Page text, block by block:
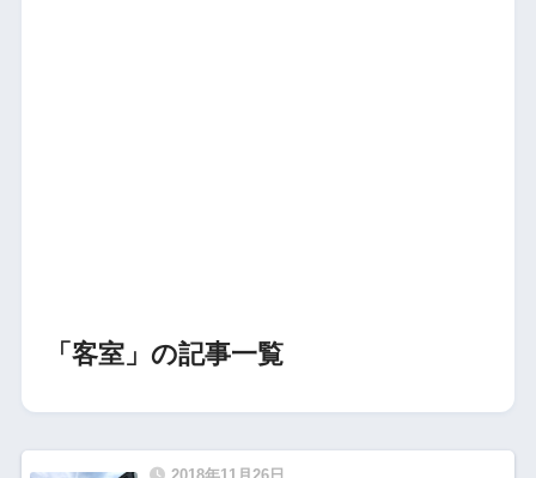
「客室」の記事一覧